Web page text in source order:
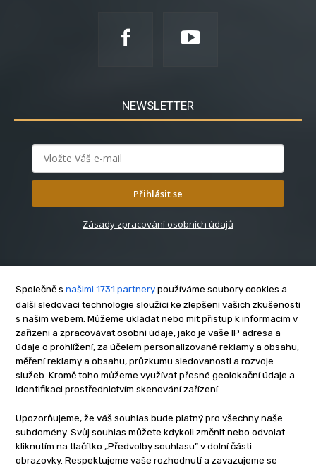
NEWSLETTER
Přihlásit se
Zásady zpracování osobních údajů
O nás
Kontakt
Reklama
Zásady soukromí
Cookies
Etický kodex
Redakce
Společně s našimi 1731 partnery používáme soubory cookies a
další sledovací technologie sloužící ke zlepšení vašich zkušeností
s naším webem. Můžeme ukládat nebo mít přístup k informacím v
zařízení a zpracovávat osobní údaje, jako je vaše IP adresa a
údaje o prohlížení, za účelem personalizované reklamy a obsahu,
měření reklamy a obsahu, průzkumu sledovanosti a rozvoje
služeb. Kromě toho můžeme využívat přesné geolokační údaje a
identifikaci prostřednictvím skenování zařízení.
Upozorňujeme, že váš souhlas bude platný pro všechny naše
subdomény. Svůj souhlas můžete kdykoli změnit nebo odvolat
kliknutím na tlačítko „Předvolby souhlasu” v dolní části
obrazovky. Respektujeme vaše rozhodnutí a zavazujeme se